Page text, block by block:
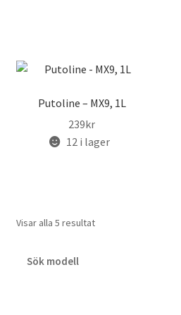
Putoline – MX9, 1L
239kr
12 i lager
Visar alla 5 resultat
Sök modell